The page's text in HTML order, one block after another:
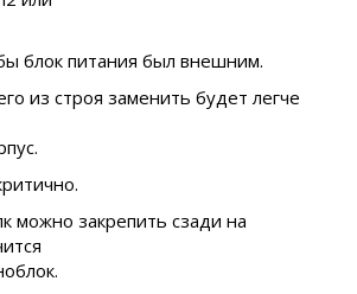
блок питания был внешним.
из строя заменить будет легче
можно закрепить сзади на